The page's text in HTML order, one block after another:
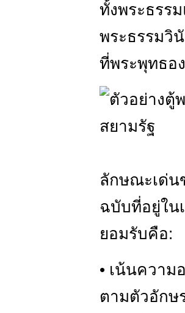
ทั้งพระธรร
พระธรรมวิ
ที่พระพุทธอ
ลักษณะเด่น
ฉบับที่อยู่ใน
ยอมรับคือ:
• เน้นความ
ตามตัวอักษ